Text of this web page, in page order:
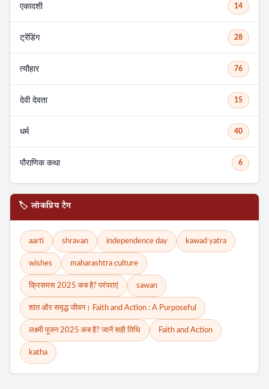
Search
एकादशी 14
ट्रेंडिंग 28
त्यौहार 76
देवी देवता 15
धर्म 40
पौराणिक कथा 6
🏷️ लोकप्रिय टैग
aarti shravan independence day kawad yatra
wishes maharashtra culture
क्रिसमस 2025 कब है? परंपराएं sawan
शांत और समृद्ध जीवन। Faith and Action : A Purposeful
लक्ष्मी पूजन 2025 कब है? जानें सही तिथि Faith and Action
katha